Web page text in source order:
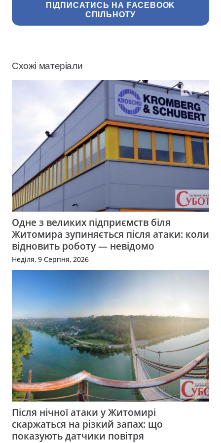
ПІДПИСАТИСЬ НА FACEBOOK
СПІЛЬНОТУ
Схожі матеріали
Одне з великих підприємств біля
Житомира зупиняється після атаки: коли
відновить роботу — невідомо
Неділя, 9 Серпня, 2026
Після нічної атаки у Житомирі
скаржаться на різкий запах: що
показують датчики повітря